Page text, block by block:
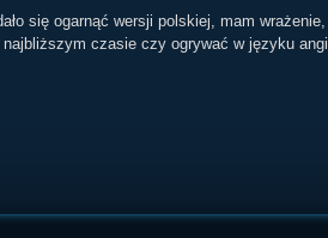
się ogarnąć wersji polskiej, mam
najbliższym czasie czy ogrywać w języku